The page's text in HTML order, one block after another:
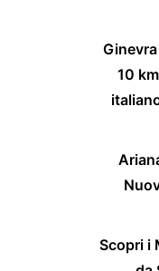
10
Scopri i